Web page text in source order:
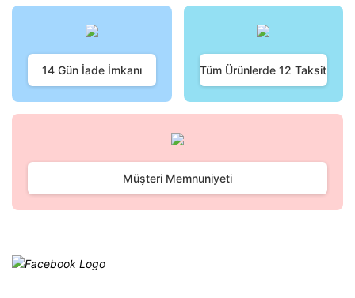
Bu ürüne benzer farklı alternatifler olmalı.
Gönder
14 Gün İade İmkanı Tüm Ürünlerde 12 Taksit
Müşteri Memnuniyeti